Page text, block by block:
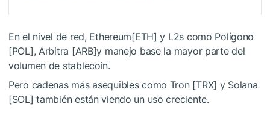
En el nivel de red, Ethereum[ETH] y L2s como Polígono
[POL], Arbitra [ARB]y manejo base la mayor parte del
volumen de stablecoin.
Pero cadenas más asequibles como Tron [TRX] y Solana
[SOL] también están viendo un uso creciente.